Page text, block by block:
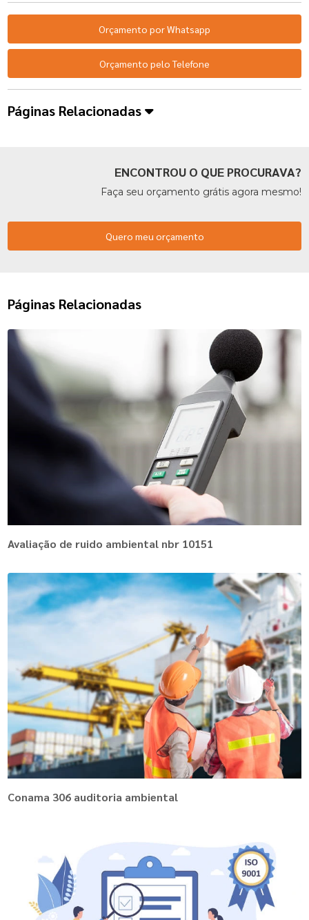
Orçamento por Whatsapp
Orçamento pelo Telefone
Páginas Relacionadas
ENCONTROU O QUE PROCURAVA?
Faça seu orçamento grátis agora mesmo!
Quero meu orçamento
Páginas Relacionadas
Avaliação de ruido ambiental nbr 10151
Conama 306 auditoria ambiental